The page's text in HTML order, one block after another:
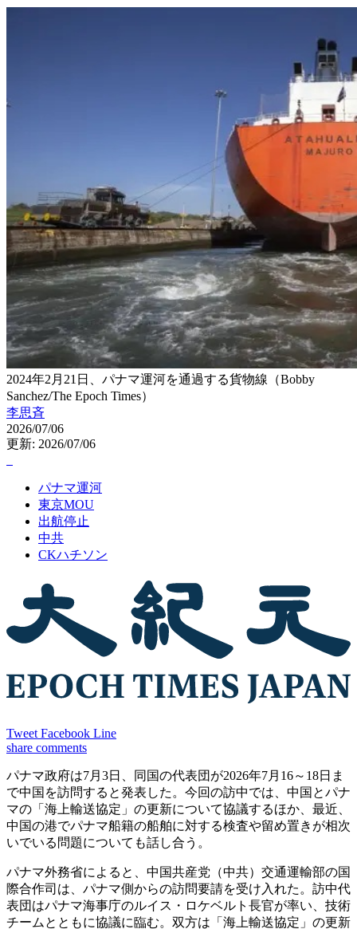
2024年2月21日、パナマ運河を通過する貨物線（Bobby
Sanchez/The Epoch Times）
李思斉
2026/07/06
更新: 2026/07/06
パナマ運河
東京MOU
出航停止
中共
CKハチソン
Tweet Facebook Line
share comments
パナマ政府は7月3日、同国の代表団が2026年7月16～18日ま
で中国を訪問すると発表した。今回の訪中では、中国とパナ
マの「海上輸送協定」の更新について協議するほか、最近、
中国の港でパナマ船籍の船舶に対する検査や留め置きが相次
いでいる問題についても話し合う。
パナマ外務省によると、中国共産党（中共）交通運輸部の国
際合作司は、パナマ側からの訪問要請を受け入れた。訪中代
表団はパナマ海事庁のルイス・ロケベルト長官が率い、技術
チームとともに協議に臨む。双方は「海上輸送協定」の更新